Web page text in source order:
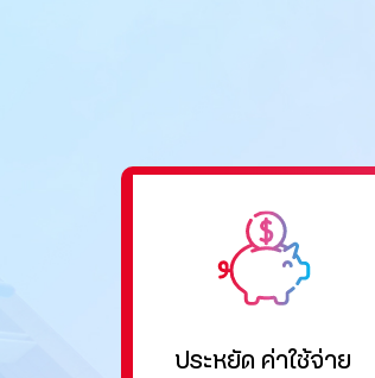
ประหยัด ค่าใช้จ่าย